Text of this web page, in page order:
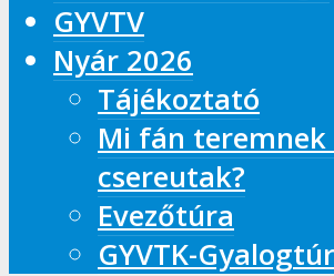
GYVTV
Nyár 2026
Tájékoztató
Mi fán teremnek
csereutak?
Evezőtúra
GYVTK-